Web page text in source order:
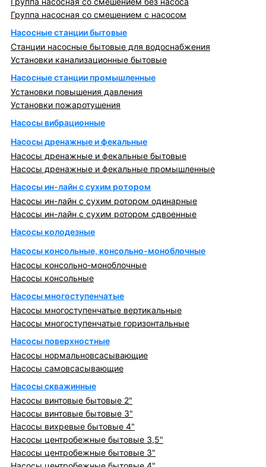
Группа насосная со смешением с насосом
Насосные станции бытовые
Станции насосные бытовые для водоснабжения
Установки канализационные бытовые
Насосные станции промышленные
Установки повышения давления
Установки пожаротушения
Насосы вибрационные
Насосы дренажные и фекальные
Насосы дренажные и фекальные бытовые
Насосы дренажные и фекальные промышленные
Насосы ин-лайн с сухим ротором
Насосы ин-лайн с сухим ротором одинарные
Насосы ин-лайн с сухим ротором сдвоенные
Насосы колодезные
Насосы консольные, консольно-моноблочные
Насосы консольно-моноблочные
Насосы консольные
Насосы многоступенчатые
Насосы многоступенчатые вертикальные
Насосы многоступенчатые горизонтальные
Насосы поверхностные
Насосы нормальновсасывающие
Насосы самовсасывающие
Насосы скважинные
Насосы винтовые бытовые 2"
Насосы винтовые бытовые 3"
Насосы вихревые бытовые 4"
Насосы центробежные бытовые 3,5"
Насосы центробежные бытовые 3"